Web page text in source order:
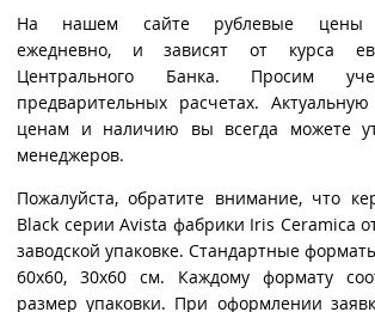
На нашем сайте рублевые цены
ежедневно, и зависят от курса
Центрального Банка. Просим
предварительных расчетах.
ценам и наличию вы всегда можете
менеджеров.
Пожалуйста, обратите внимание, что
Black серии Avista фабрики Iris Ceramica
заводской упаковке. Стандартные
60x60, 30x60 см. Каждому формату
размер упаковки. При оформлении